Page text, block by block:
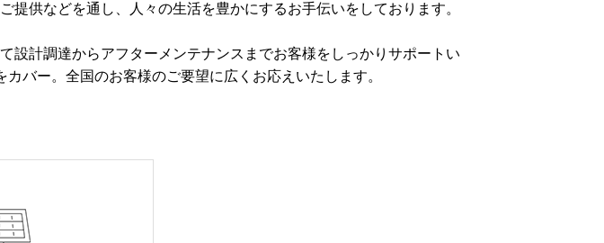
供などを通し、人々の生活を豊かにするお手伝いをしております。
設計調達からアフターメンテナンスまでお客様をしっかりサポートい
バー。全国のお客様のご要望に広くお応えいたします。